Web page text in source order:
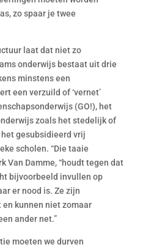
zo spaar je twee
laat dat niet zo
onderwijs bestaat uit drie
minstens een
een verzuild of ‘vernet’
(GO!), het
zoals het stedelijk of
gesubsidieerd vrij
scholen. “Die taaie
Van Damme, “houdt tegen dat
bijvoorbeeld invullen op
er nood is. Ze zijn
kunnen niet zomaar
ander net.”
moeten we durven